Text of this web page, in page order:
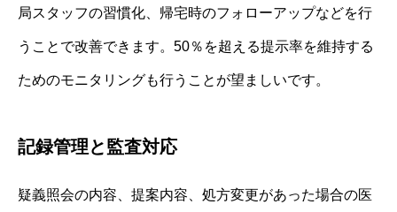
局スタッフの習慣化、帰宅時のフォローアップなどを行
うことで改善できます。50％を超える提示率を維持する
ためのモニタリングも行うことが望ましいです。
記録管理と監査対応
疑義照会の内容、提案内容、処方変更があった場合の医